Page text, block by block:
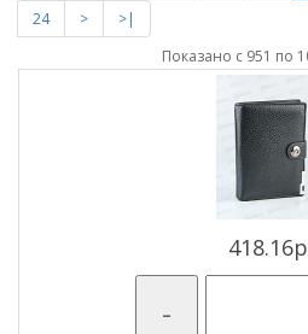
24
>
>|
Показано с 951 по
-